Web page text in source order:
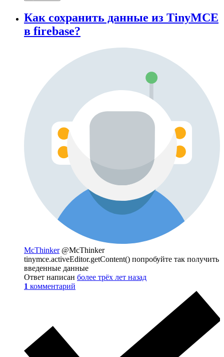
Как сохранить данные из TinyMCE
в firebase?
McThinker @McThinker
tinymce.activeEditor.getContent() попробуйте так получить
введенные данные
Ответ написан более трёх лет назад
1 комментарий